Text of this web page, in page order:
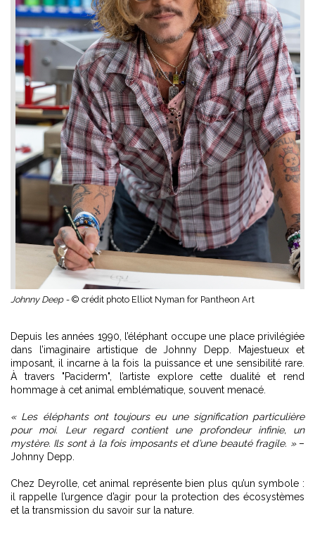
Johnny Deep - © crédit photo Elliot Nyman for Pantheon Art
Depuis les années 1990, l’éléphant occupe une place privilégiée
dans l’imaginaire artistique de Johnny Depp. Majestueux et
imposant, il incarne à la fois la puissance et une sensibilité rare.
À travers "Paciderm", l’artiste explore cette dualité et rend
hommage à cet animal emblématique, souvent menacé.
« Les éléphants ont toujours eu une signification particulière
pour moi. Leur regard contient une profondeur infinie, un
mystère. Ils sont à la fois imposants et d’une beauté fragile. »–
Johnny Depp.
Chez Deyrolle, cet animal représente bien plus qu’un symbole :
il rappelle l’urgence d’agir pour la protection des écosystèmes
et la transmission du savoir sur la nature.